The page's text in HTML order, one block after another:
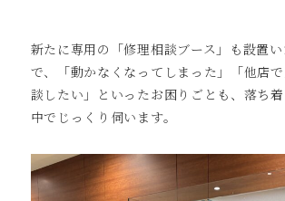
新たに専用の「修理相談ブース」も設置
で、「動かなくなってしまった」「他店
談したい」といったお困りごとも、落ち
中でじっくり伺います。